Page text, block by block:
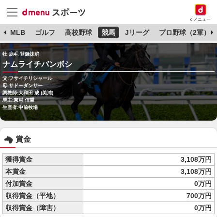
dメニュー
MLB ゴルフ 高校野球 競馬 Jリーグ プロ野球（2軍）
牡 鹿毛 登録抹消
ナムライチバンボシ
父:フサイチリシャール
母:サドーダンサー
調教師:大和田 成 (美浦)
馬主:奈村 信重
生産者:中前牧場
賞金
獲得賞金
3,108万円
本賞金
3,108万円
付加賞金
0万円
収得賞金（平地）
700万円
収得賞金（障害）
0万円